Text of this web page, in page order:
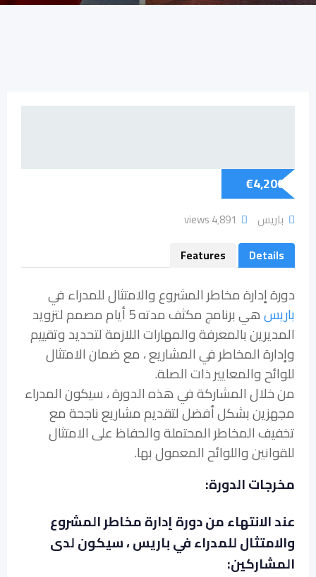
€4,200
باريس
4٬891 views
Details
Features
دورة إدارة مخاطر المشروع والامتثال للمدراء في
باريس
هي برنامج مكثف مدته 5 أيام مصمم لتزويد
المديرين بالمعرفة والمهارات اللازمة لتحديد وتقييم
وإدارة المخاطر في المشاريع ، مع ضمان الامتثال
للوائح والمعايير ذات الصلة.
من خلال المشاركة في هذه الدورة ، سيكون المدراء
مجهزين بشكل أفضل لتقديم مشاريع ناجحة مع
تخفيف المخاطر المحتملة والحفاظ على الامتثال
للقوانين واللوائح المعمول بها.
مخرجات الدورة:
عند الانتهاء من دورة إدارة مخاطر المشروع
والامتثال للمدراء في باريس ، سيكون لدى
المشاركين: